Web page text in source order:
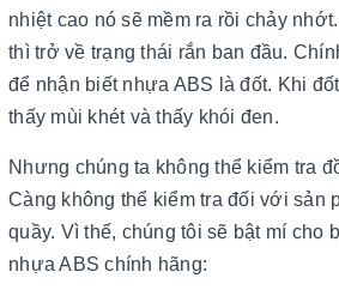
nhiệt cao nó sẽ mềm ra rồi chảy
thì trở về trạng thái rắn ban đầu.
để nhận biết nhựa ABS là đốt. Khi
thấy mùi khét và thấy khói đen.
Nhưng chúng ta không thể kiểm tra
Càng không thể kiểm tra đối với sản
quầy. Vì thế, chúng tôi sẽ bật mí cho
nhựa ABS chính hãng: